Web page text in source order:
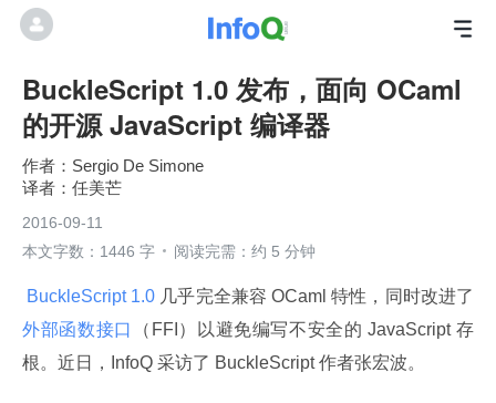
BuckleScript 1.0 发布，面向 OCaml
的开源 JavaScript 编译器
Sergio De Simone
任美芒
2016-09-11
本文字数：1446 字
阅读完需：约 5 分钟
BuckleScript 1.0 几乎完全兼容 OCaml 特性，同时改进了
外部函数接口
（FFI）以避免编写不安全的 JavaScript 存
根。近日，InfoQ 采访了 BuckleScript 作者张宏波。